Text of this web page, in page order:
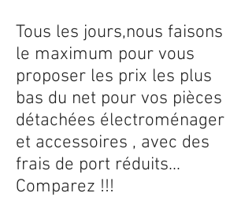
Tous les jours,nous faisons
le maximum pour vous
proposer les prix les plus
bas du net pour vos pièces
détachées électroménager
et accessoires , avec des
frais de port réduits...
Comparez !!!